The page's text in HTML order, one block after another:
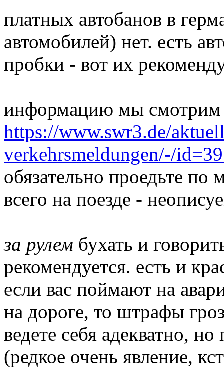
платных автобанов в
автомобилей) нет. есть
пробки - вот их
информацию мы смотрим
https://www.swr3.de/
verkehrsmeldungen/-/
обязательно проедьте
всего на поезде -
за рулем бухать и
рекомендуется. есть и
если вас поймают на
на дороге, то штрафы
ведете себя адекватно,
(редкое очень явление,